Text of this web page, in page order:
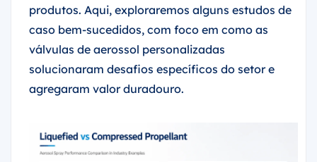
produtos. Aqui, exploraremos alguns estudos de
caso bem-sucedidos, com foco em como as
válvulas de aerossol personalizadas
solucionaram desafios específicos do setor e
agregaram valor duradouro.